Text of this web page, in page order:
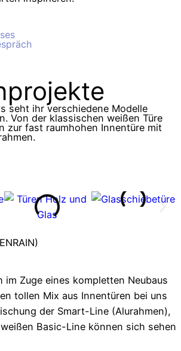
seht ihr verschiedene Modelle
Von der klassischen weißen Türe
zur fast raumhohen Innentüre mit
im Zuge eines kompletten Neubaus
tollen Mix aus Innentüren bei uns
der Smart-Line (Alurahmen),
Basic-Line können sich sehen